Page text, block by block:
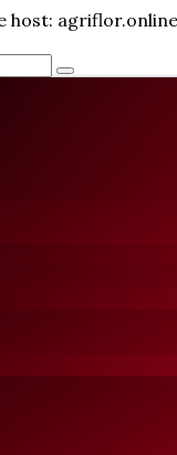
host: agriflor.online